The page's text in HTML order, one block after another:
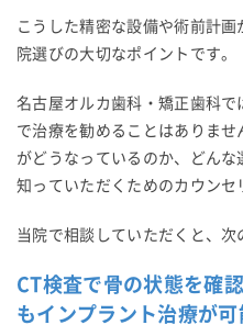
こうした精密な設備や術前計
院選びの大切なポイントです。
名古屋オルカ歯科・矯正歯科で
で治療を勧めることはありま
がどうなっているのか、どん
知っていただくためのカウンセ
当院で相談していただくと、次
CT検査で骨の状態を確
もインプラント治療が